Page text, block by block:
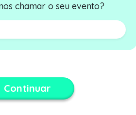
chamar o seu evento?
Continuar